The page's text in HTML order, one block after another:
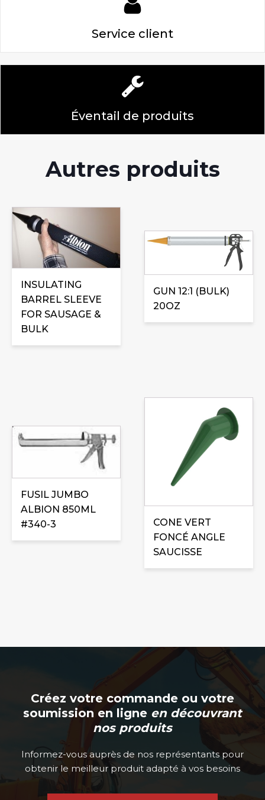
Service client
Éventail de produits
Autres produits
INSULATING
BARREL SLEEVE
FOR SAUSAGE &
BULK
GUN 12:1 (BULK)
20OZ
FUSIL JUMBO
ALBION 850ML
#340-3
CONE VERT
FONCÉ ANGLE
SAUCISSE
Créez votre commande ou votre
soumission en ligne en découvrant
nos produits
Informez-vous auprès de nos représentants pour
obtenir le meilleur produit adapté à vos besoins